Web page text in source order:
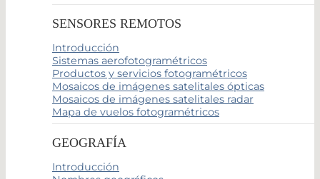
SENSORES REMOTOS
Introducción
Sistemas aerofotogramétricos
Productos y servicios fotogramétricos
Mosaicos de imágenes satelitales ópticas
Mosaicos de imágenes satelitales radar
Mapa de vuelos fotogramétricos
GEOGRAFÍA
Introducción